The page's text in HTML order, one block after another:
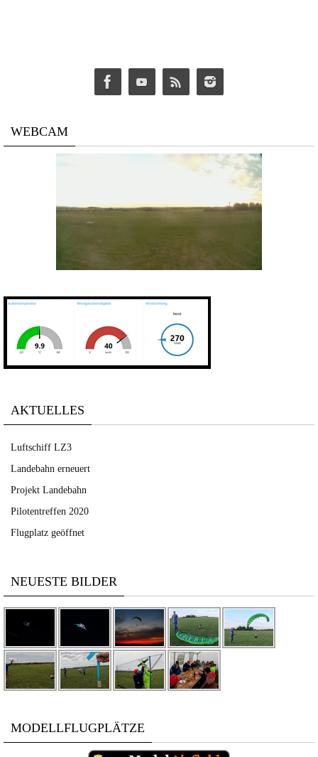
WEBCAM
AKTUELLES
Luftschiff LZ3
Landebahn erneuert
Projekt Landebahn
Pilotentreffen 2020
Flugplatz geöffnet
NEUESTE BILDER
MODELLFLUGPLÄTZE